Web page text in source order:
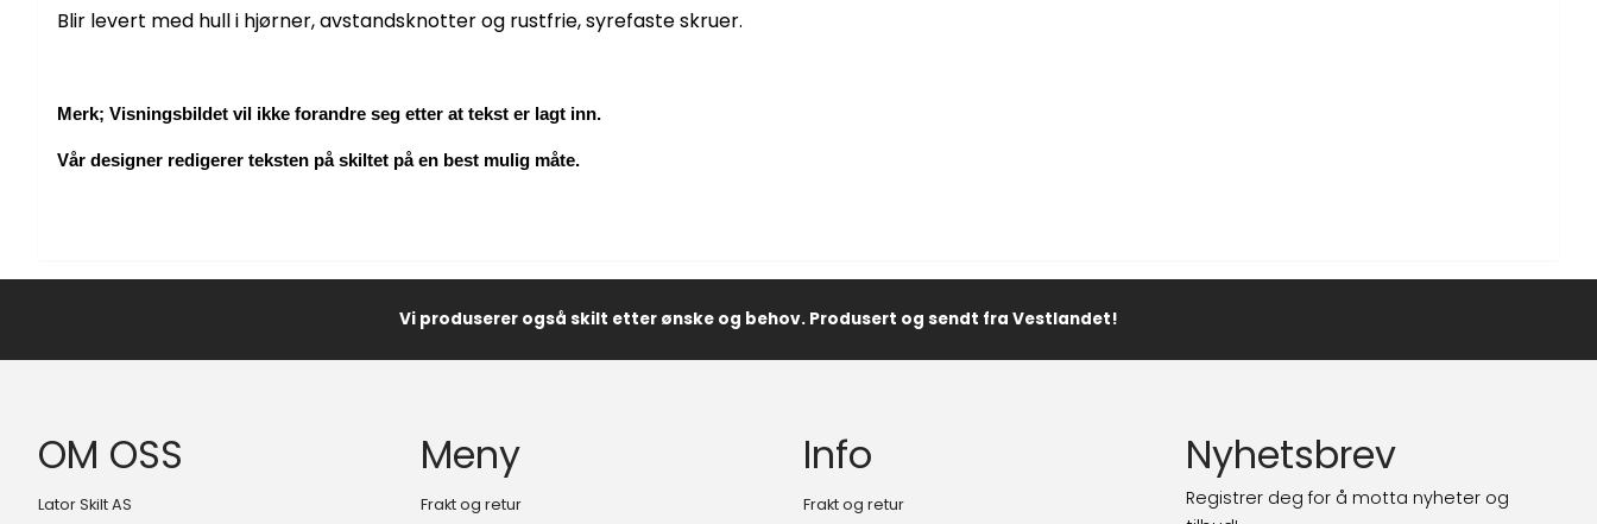
Blir levert med hull i hjørner, avstandsknotter og rustfrie, syrefaste skruer.
Merk; Visningsbildet vil ikke forandre seg etter at tekst er lagt inn.
Vår designer redigerer teksten på skiltet på en best mulig måte.
Vi produserer også skilt etter ønske og behov. Produsert og sendt fra Vestlandet!
OM OSS
Lator Skilt AS
Meny
Frakt og retur
Info
Frakt og retur
Nyhetsbrev
Registrer deg for å motta nyheter og